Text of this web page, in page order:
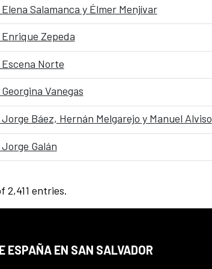
Salamanca y Élmer Menjívar
Zepeda
Norte
Vanegas
Báez, Hernán Melgarejo y Manuel Alviso
Galán
2,411 entries.
ESPAÑA EN SAN SALVADOR